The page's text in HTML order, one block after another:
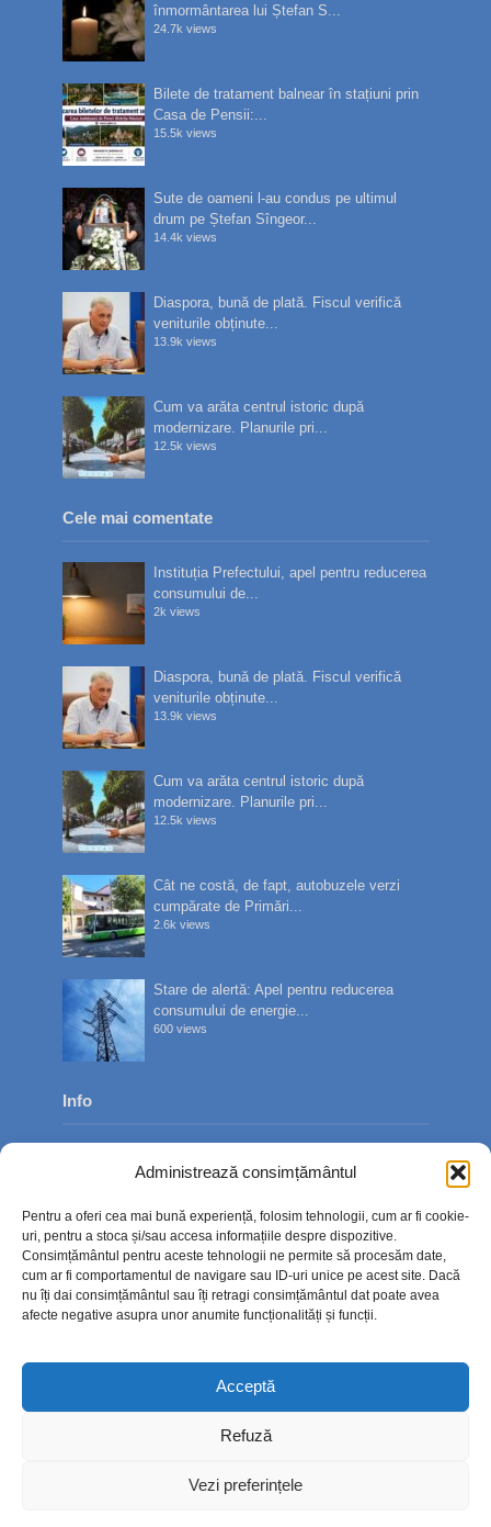
Administrează consimțământul
Pentru a oferi cea mai bună experiență, folosim tehnologii, cum ar fi cookie-
uri, pentru a stoca și/sau accesa informațiile despre dispozitive.
Consimțământul pentru aceste tehnologii ne permite să procesăm date,
cum ar fi comportamentul de navigare sau ID-uri unice pe acest site. Dacă
nu îți dai consimțământul sau îți retragi consimțământul dat poate avea
afecte negative asupra unor anumite funcționalități și funcții.
Acceptă
Refuză
Vezi preferințele
înmormântarea lui Ștefan S...
24.7k views
Bilete de tratament balnear în stațiuni prin
Casa de Pensii:...
15.5k views
Sute de oameni l-au condus pe ultimul
drum pe Ștefan Sîngeor...
14.4k views
Diaspora, bună de plată. Fiscul verifică
veniturile obținute...
13.9k views
Cum va arăta centrul istoric după
modernizare. Planurile pri...
12.5k views
Cele mai comentate
Instituția Prefectului, apel pentru reducerea
consumului de...
2k views
Diaspora, bună de plată. Fiscul verifică
veniturile obținute...
13.9k views
Cum va arăta centrul istoric după
modernizare. Planurile pri...
12.5k views
Cât ne costă, de fapt, autobuzele verzi
cumpărate de Primări...
2.6k views
Stare de alertă: Apel pentru reducerea
consumului de energie...
600 views
Info
Contact
Politica de confidențialitate
Politică cookie-uri (UE)